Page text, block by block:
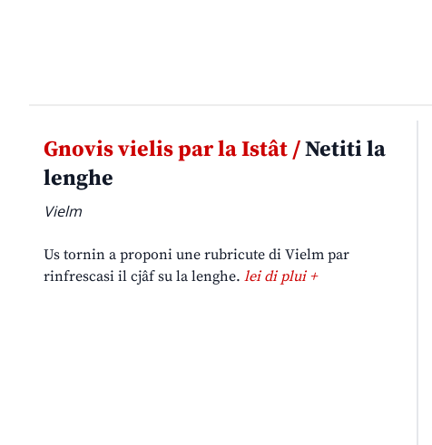
Gnovis vielis par la Istât /Netiti la
lenghe
Vielm
Us tornin a proponi une rubricute di Vielm par
rinfrescasi il cjâf su la lenghe. lei di plui +